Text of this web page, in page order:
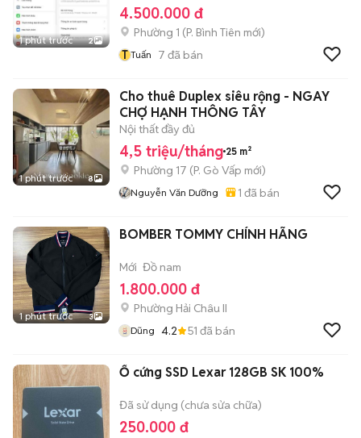
1 phút trước 2
4.500.000 đ
Phường 1 (P. Bình Tiên mới)
T Tuấn 7 đã bán
1 phút trước 8
Cho thuê Duplex siêu rộng - NGAY
CHỢ HẠNH THÔNG TÂY
Nội thất đầy đủ
4,5 triệu/tháng 25 m²
Phường 17 (P. Gò Vấp mới)
Nguyễn Văn Dưỡng 1 đã bán
1 phút trước 3
BOMBER TOMMY CHÍNH HÃNG
Mới Đồ nam
1.800.000 đ
Phường Hải Châu II
Dũng 4.2 51 đã bán
Ổ cứng SSD Lexar 128GB SK 100%
Đã sử dụng (chưa sửa chữa)
250.000 đ